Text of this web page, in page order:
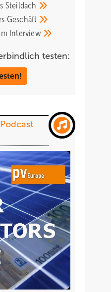
Steildach
Geschäft
Interview
testen: